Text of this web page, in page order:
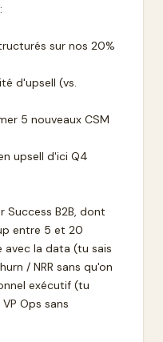
sur nos 20%
d'upsell (vs.
5 nouveaux CSM
upsell d'ici Q4
Success B2B, dont
entre 5 et 20
avec la data (tu sais
/ NRR sans qu'on
exécutif (tu
Ops sans